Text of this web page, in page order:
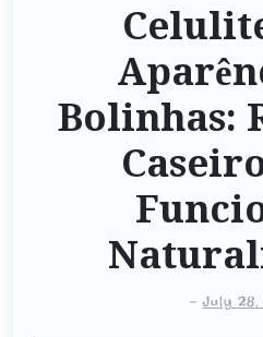
Bolinhas:
-July 28,